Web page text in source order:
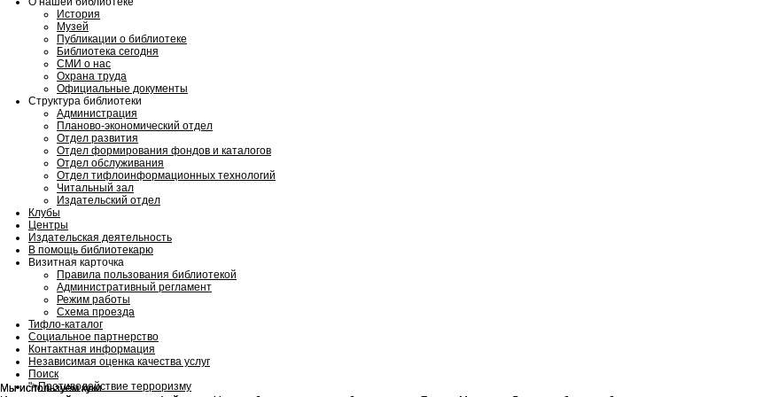
Мы используем куки
История
Музей
Публикации о библиотеке
Библиотека сегодня
СМИ о нас
Охрана труда
Официальные документы
Структура библиотеки
Администрация
Планово-экономический отдел
Отдел развития
Отдел формирования фондов и каталогов
Отдел обслуживания
Отдел тифлоинформационных технологий
Читальный зал
Издательский отдел
Клубы
Центры
Издательская деятельность
В помощь библиотекарю
Визитная карточка
Правила пользования библиотекой
Административный регламент
Режим работы
Схема проезда
Тифло-каталог
Социальное партнерство
Контактная информация
Независимая оценка качества услуг
Поиск
">Противодействие терроризму
Мы используем куки